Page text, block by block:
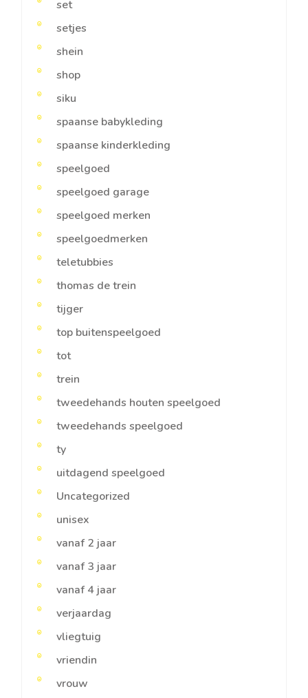
set
setjes
shein
shop
siku
spaanse babykleding
spaanse kinderkleding
speelgoed
speelgoed garage
speelgoed merken
speelgoedmerken
teletubbies
thomas de trein
tijger
top buitenspeelgoed
tot
trein
tweedehands houten speelgoed
tweedehands speelgoed
ty
uitdagend speelgoed
Uncategorized
unisex
vanaf 2 jaar
vanaf 3 jaar
vanaf 4 jaar
verjaardag
vliegtuig
vriendin
vrouw